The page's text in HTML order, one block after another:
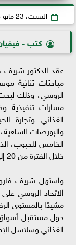
السبت، 23 مايو 2026
كتب -
عقد الدكتور شريف
مباحثات ثنائية
الروسي، وذلك
مسارات تنفيذية
الغذائي وتجارة
والبورصات
الخامس للحبوب،
خلال الفترة من 20 إلى 23 مايو 2026.
واستهل شريف
الاتحاد الروسي
مشيدًا بالمستوى
حول مستقبل أسواق
الغذائي وسلاسل